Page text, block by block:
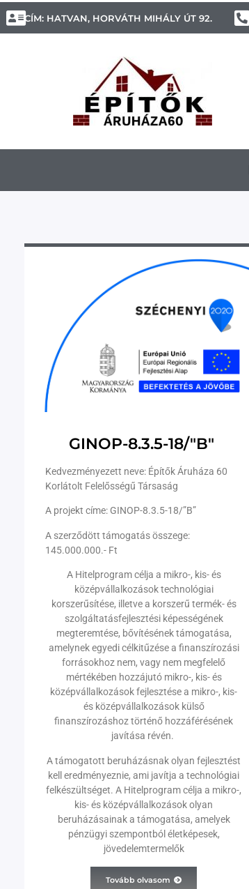
CÍM: HATVAN, HORVÁTH MIHÁLY ÚT 92.
GINOP-8.3.5-18/"B"
Kedvezményezett neve: Építők Áruháza 60
Korlátolt Felelősségű Társaság
A projekt címe: GINOP-8.3.5-18/”B”
A szerződött támogatás összege:
145.000.000.- Ft
A Hitelprogram célja a mikro-, kis- és
középvállalkozások technológiai
korszerűsítése, illetve a korszerű termék- és
szolgáltatásfejlesztési képességének
megteremtése, bővítésének támogatása,
amelynek egyedi célkitűzése a finanszírozási
forrásokhoz nem, vagy nem megfelelő
mértékében hozzájutó mikro-, kis- és
középvállalkozások fejlesztése a mikro-, kis-
és középvállalkozások külső
finanszírozáshoz történő hozzáférésének
javítása révén.
A támogatott beruházásnak olyan fejlesztést
kell eredményeznie, ami javítja a technológiai
felkészültséget. A Hitelprogram célja a mikro-,
kis- és középvállalkozások olyan
beruházásainak a támogatása, amelyek
pénzügyi szempontból életképesek,
jövedelemtermelők
Tovább olvasom